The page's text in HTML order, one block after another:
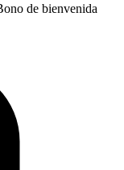
de bienvenida